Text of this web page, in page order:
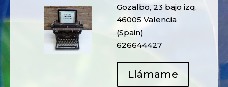
Gozalbo, 23 bajo izq.
46005 Valencia
(Spain)
626644427
Llámame